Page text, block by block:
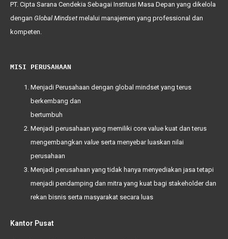
PT. Cipta Sarana Cendekia Sebagai Institusi Masa Depan yang dikelola
dengan Global Mindset melalui manajemen yang professional dan
kompeten.
MISI PERUSAHAAN
Menjadi Perusahaan dengan global mindset yang terus
berkembang dan
bertumbuh
Menjadi perusahaan yang memiliki core value kuat dan terus
mengembangkan value serta menyebar luaskan nilai
perusahaan
Menjadi perusahaan yang tidak hanya menyediakan jasa tetapi
menjadi pendamping dan mitra yang kuat bagi stakeholderdan
rekan bisnis serta masyarakat secara luas
Kantor Pusat